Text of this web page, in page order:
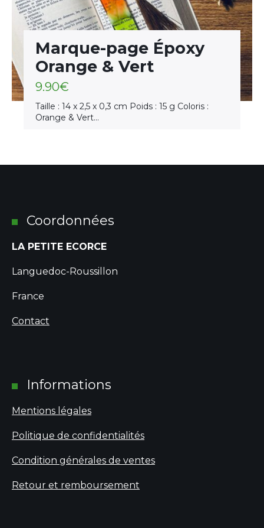
Marque-page Époxy
Orange & Vert
9.90€
Taille : 14 x 2,5 x 0,3 cm Poids : 15 g Coloris :
Orange & Vert…
Coordonnées
LA PETITE ECORCE
Languedoc-Roussillon
France
Contact
Informations
Mentions légales
Politique de confidentialités
Condition générales de ventes
Retour et remboursement